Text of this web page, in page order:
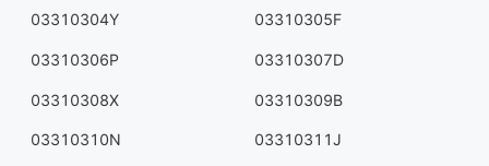
03310304Y 03310305F
03310306P 03310307D
03310308X 03310309B
03310310N 03310311J